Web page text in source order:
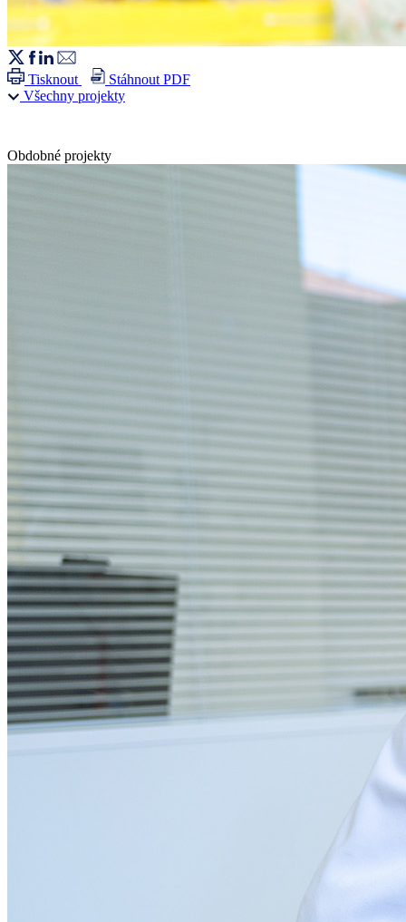
Tisknout
Stáhnout PDF
Všechny projekty
Obdobné projekty